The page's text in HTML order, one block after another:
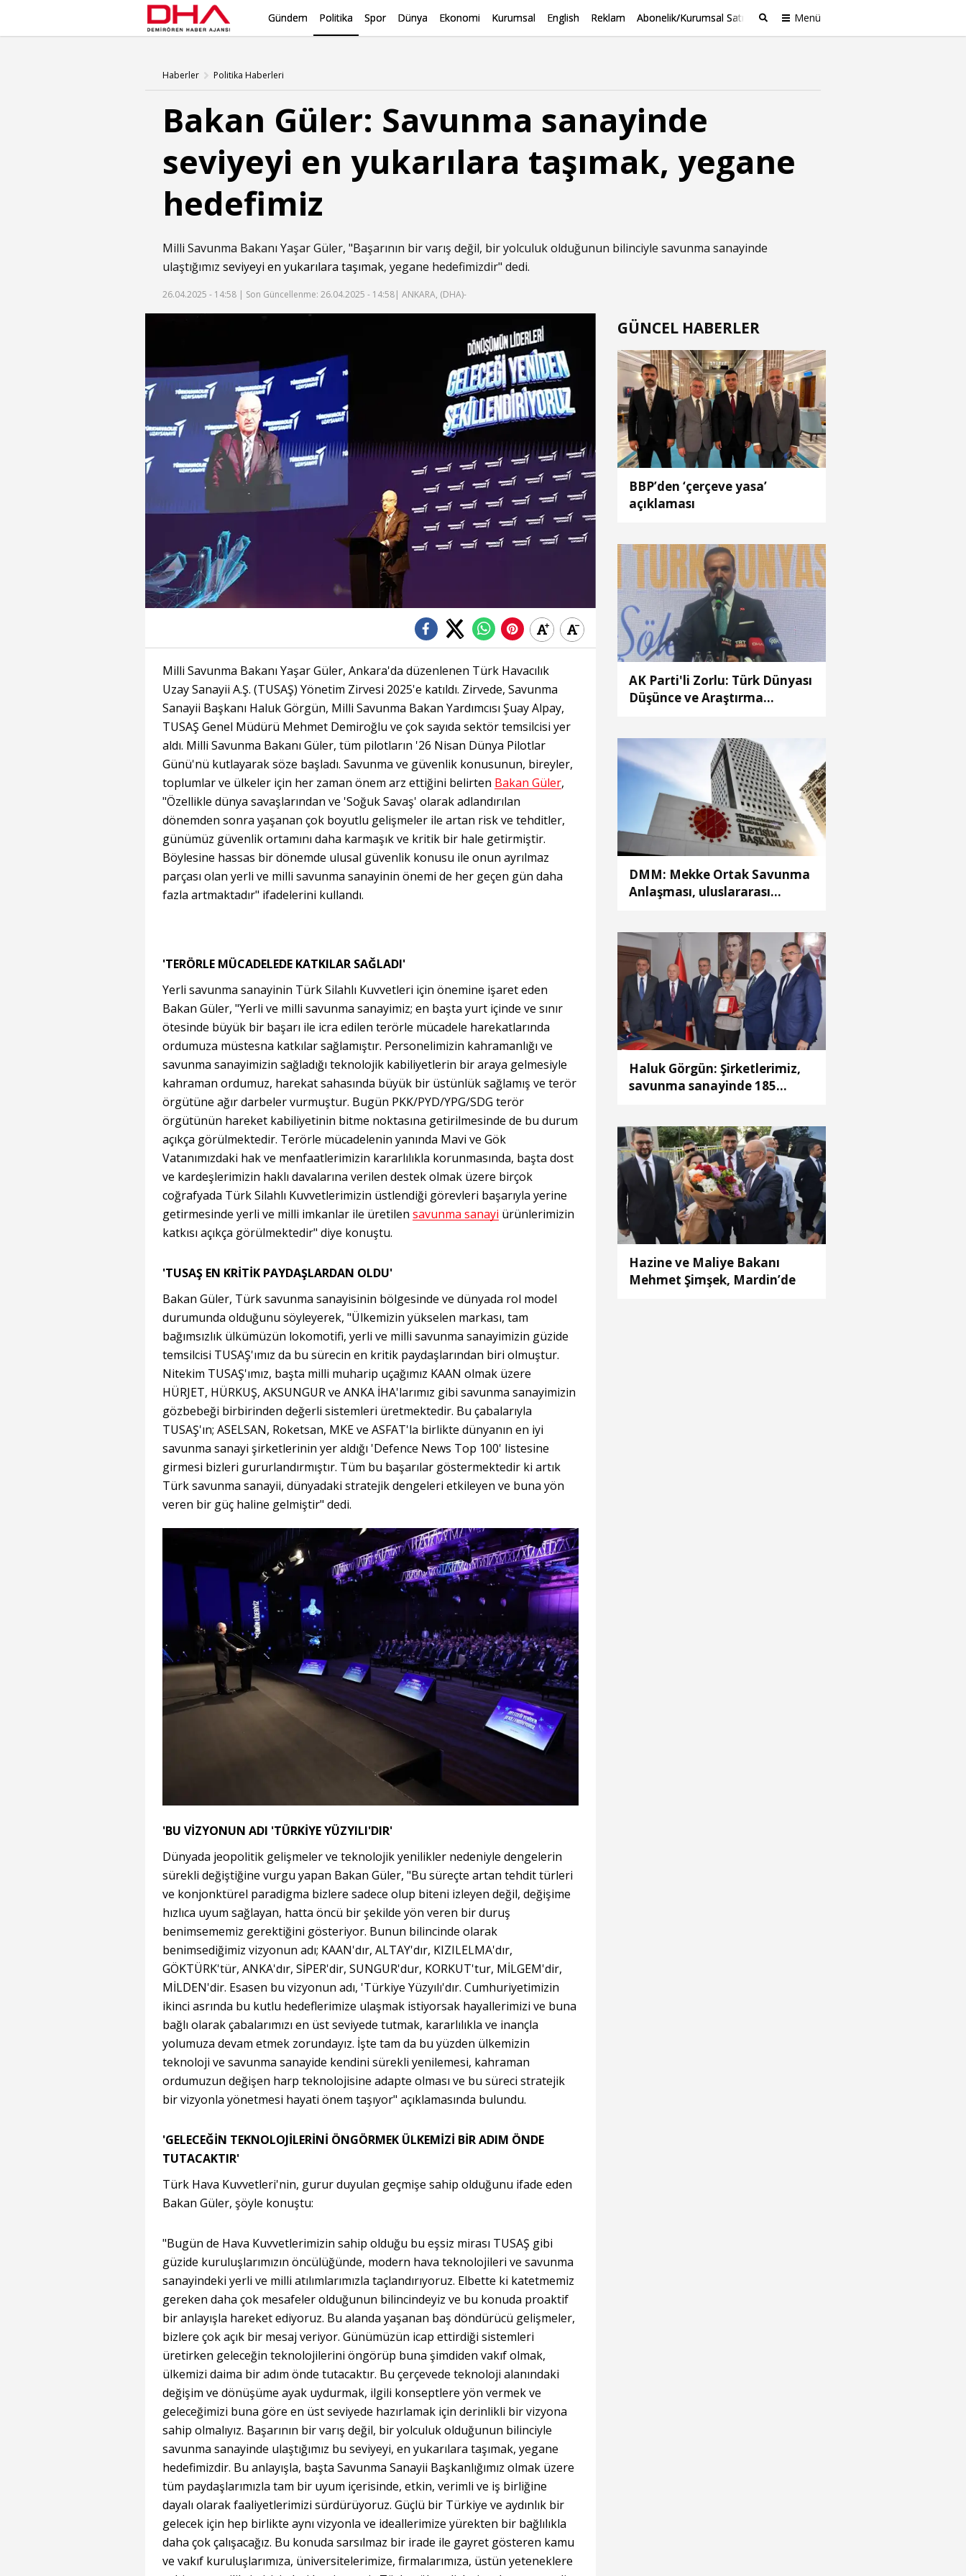
Gündem Politika Spor Dünya Ekonomi Kurumsal English Reklam Abonelik/Kurumsal Satış Menü
Haberler Politika Haberleri
Bakan Güler: Savunma sanayinde
seviyeyi en yukarılara taşımak, yegane
hedefimiz
Milli Savunma Bakanı Yaşar Güler, "Başarının bir varış değil, bir yolculuk olduğunun bilinciyle savunma sanayinde
ulaştığımız seviyeyi en yukarılara taşımak, yegane hedefimizdir" dedi.
26.04.2025 - 14:58 | Son Güncellenme: 26.04.2025 - 14:58| ANKARA, (DHA)-
Milli Savunma Bakanı Yaşar Güler, Ankara'da düzenlenen Türk Havacılık
Uzay Sanayii A.Ş. (TUSAŞ) Yönetim Zirvesi 2025'e katıldı. Zirvede, Savunma
Sanayii Başkanı Haluk Görgün, Milli Savunma Bakan Yardımcısı Şuay Alpay,
TUSAŞ Genel Müdürü Mehmet Demiroğlu ve çok sayıda sektör temsilcisi yer
aldı. Milli Savunma Bakanı Güler, tüm pilotların '26 Nisan Dünya Pilotlar
Günü'nü kutlayarak söze başladı. Savunma ve güvenlik konusunun, bireyler,
toplumlar ve ülkeler için her zaman önem arz ettiğini belirten Bakan Güler,
"Özellikle dünya savaşlarından ve 'Soğuk Savaş' olarak adlandırılan
dönemden sonra yaşanan çok boyutlu gelişmeler ile artan risk ve tehditler,
günümüz güvenlik ortamını daha karmaşık ve kritik bir hale getirmiştir.
Böylesine hassas bir dönemde ulusal güvenlik konusu ile onun ayrılmaz
parçası olan yerli ve milli savunma sanayinin önemi de her geçen gün daha
fazla artmaktadır" ifadelerini kullandı.
'TERÖRLE MÜCADELEDE KATKILAR SAĞLADI'
Yerli savunma sanayinin Türk Silahlı Kuvvetleri için önemine işaret eden
Bakan Güler, "Yerli ve milli savunma sanayimiz; en başta yurt içinde ve sınır
ötesinde büyük bir başarı ile icra edilen terörle mücadele harekatlarında
ordumuza müstesna katkılar sağlamıştır. Personelimizin kahramanlığı ve
savunma sanayimizin sağladığı teknolojik kabiliyetlerin bir araya gelmesiyle
kahraman ordumuz, harekat sahasında büyük bir üstünlük sağlamış ve terör
örgütüne ağır darbeler vurmuştur. Bugün PKK/PYD/YPG/SDG terör
örgütünün hareket kabiliyetinin bitme noktasına getirilmesinde de bu durum
açıkça görülmektedir. Terörle mücadelenin yanında Mavi ve Gök
Vatanımızdaki hak ve menfaatlerimizin kararlılıkla korunmasında, başta dost
ve kardeşlerimizin haklı davalarına verilen destek olmak üzere birçok
coğrafyada Türk Silahlı Kuvvetlerimizin üstlendiği görevleri başarıyla yerine
getirmesinde yerli ve milli imkanlar ile üretilen savunma sanayi ürünlerimizin
katkısı açıkça görülmektedir" diye konuştu.
'TUSAŞ EN KRİTİK PAYDAŞLARDAN OLDU'
Bakan Güler, Türk savunma sanayisinin bölgesinde ve dünyada rol model
durumunda olduğunu söyleyerek, "Ülkemizin yükselen markası, tam
bağımsızlık ülkümüzün lokomotifi, yerli ve milli savunma sanayimizin güzide
temsilcisi TUSAŞ'ımız da bu sürecin en kritik paydaşlarından biri olmuştur.
Nitekim TUSAŞ'ımız, başta milli muharip uçağımız KAAN olmak üzere
HÜRJET, HÜRKUŞ, AKSUNGUR ve ANKA İHA'larımız gibi savunma sanayimizin
gözbebeği birbirinden değerli sistemleri üretmektedir. Bu çabalarıyla
TUSAŞ'ın; ASELSAN, Roketsan, MKE ve ASFAT'la birlikte dünyanın en iyi
savunma sanayi şirketlerinin yer aldığı 'Defence News Top 100' listesine
girmesi bizleri gururlandırmıştır. Tüm bu başarılar göstermektedir ki artık
Türk savunma sanayii, dünyadaki stratejik dengeleri etkileyen ve buna yön
veren bir güç haline gelmiştir" dedi.
'BU VİZYONUN ADI 'TÜRKİYE YÜZYILI'DIR'
Dünyada jeopolitik gelişmeler ve teknolojik yenilikler nedeniyle dengelerin
sürekli değiştiğine vurgu yapan Bakan Güler, "Bu süreçte artan tehdit türleri
ve konjonktürel paradigma bizlere sadece olup biteni izleyen değil, değişime
hızlıca uyum sağlayan, hatta öncü bir şekilde yön veren bir duruş
benimsememiz gerektiğini gösteriyor. Bunun bilincinde olarak
benimsediğimiz vizyonun adı; KAAN'dır, ALTAY'dır, KIZILELMA'dır,
GÖKTÜRK'tür, ANKA'dır, SİPER'dir, SUNGUR'dur, KORKUT'tur, MİLGEM'dir,
MİLDEN'dir. Esasen bu vizyonun adı, 'Türkiye Yüzyılı'dır. Cumhuriyetimizin
ikinci asrında bu kutlu hedeflerimize ulaşmak istiyorsak hayallerimizi ve buna
bağlı olarak çabalarımızı en üst seviyede tutmak, kararlılıkla ve inançla
yolumuza devam etmek zorundayız. İşte tam da bu yüzden ülkemizin
teknoloji ve savunma sanayide kendini sürekli yenilemesi, kahraman
ordumuzun değişen harp teknolojisine adapte olması ve bu süreci stratejik
bir vizyonla yönetmesi hayati önem taşıyor" açıklamasında bulundu.
'GELECEĞİN TEKNOLOJİLERİNİ ÖNGÖRMEK ÜLKEMİZİ BİR ADIM ÖNDE
TUTACAKTIR'
Türk Hava Kuvvetleri'nin, gurur duyulan geçmişe sahip olduğunu ifade eden
Bakan Güler, şöyle konuştu:
"Bugün de Hava Kuvvetlerimizin sahip olduğu bu eşsiz mirası TUSAŞ gibi
güzide kuruluşlarımızın öncülüğünde, modern hava teknolojileri ve savunma
sanayindeki yerli ve milli atılımlarımızla taçlandırıyoruz. Elbette ki katetmemiz
gereken daha çok mesafeler olduğunun bilincindeyiz ve bu konuda proaktif
bir anlayışla hareket ediyoruz. Bu alanda yaşanan baş döndürücü gelişmeler,
bizlere çok açık bir mesaj veriyor. Günümüzün icap ettirdiği sistemleri
üretirken geleceğin teknolojilerini öngörüp buna şimdiden vakıf olmak,
ülkemizi daima bir adım önde tutacaktır. Bu çerçevede teknoloji alanındaki
değişim ve dönüşüme ayak uydurmak, ilgili konseptlere yön vermek ve
geleceğimizi buna göre en üst seviyede hazırlamak için derinlikli bir vizyona
sahip olmalıyız. Başarının bir varış değil, bir yolculuk olduğunun bilinciyle
savunma sanayinde ulaştığımız bu seviyeyi, en yukarılara taşımak, yegane
hedefimizdir. Bu anlayışla, başta Savunma Sanayii Başkanlığımız olmak üzere
tüm paydaşlarımızla tam bir uyum içerisinde, etkin, verimli ve iş birliğine
dayalı olarak faaliyetlerimizi sürdürüyoruz. Güçlü bir Türkiye ve aydınlık bir
gelecek için hep birlikte aynı vizyonla ve ideallerimize yürekten bir bağlılıkla
daha çok çalışacağız. Bu konuda sarsılmaz bir irade ile gayret gösteren kamu
ve vakıf kuruluşlarımıza, üniversitelerimize, firmalarımıza, üstün yeteneklere
GÜNCEL HABERLER
BBP’den ‘çerçeve yasa’
açıklaması
AK Parti'li Zorlu: Türk Dünyası
Düşünce ve Araştırma
DMM: Mekke Ortak Savunma
Anlaşması, uluslararası
Haluk Görgün: Şirketlerimiz,
savunma sanayinde 185
Hazine ve Maliye Bakanı
Mehmet Şimşek, Mardin’de